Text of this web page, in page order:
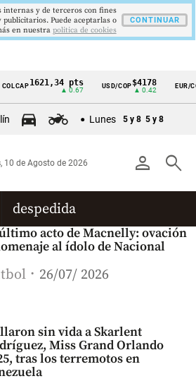
COLCAP1621,34 pts
▲ 0.67
USD/COP$4178
▲ 0.42
EUR/
Lunes 5 y 8 5 y 8
person search
, 10 de Agosto de 2026
despedida
acto de Macnelly: ovación
al ídolo de Nacional
26/07/ 2026
sin vida a Skarlent
Miss Grand Orlando
tras los terremotos en
internas y de terceros con fines
Puede aceptarlas o
en nuestra politica de cookies
CONTINUAR